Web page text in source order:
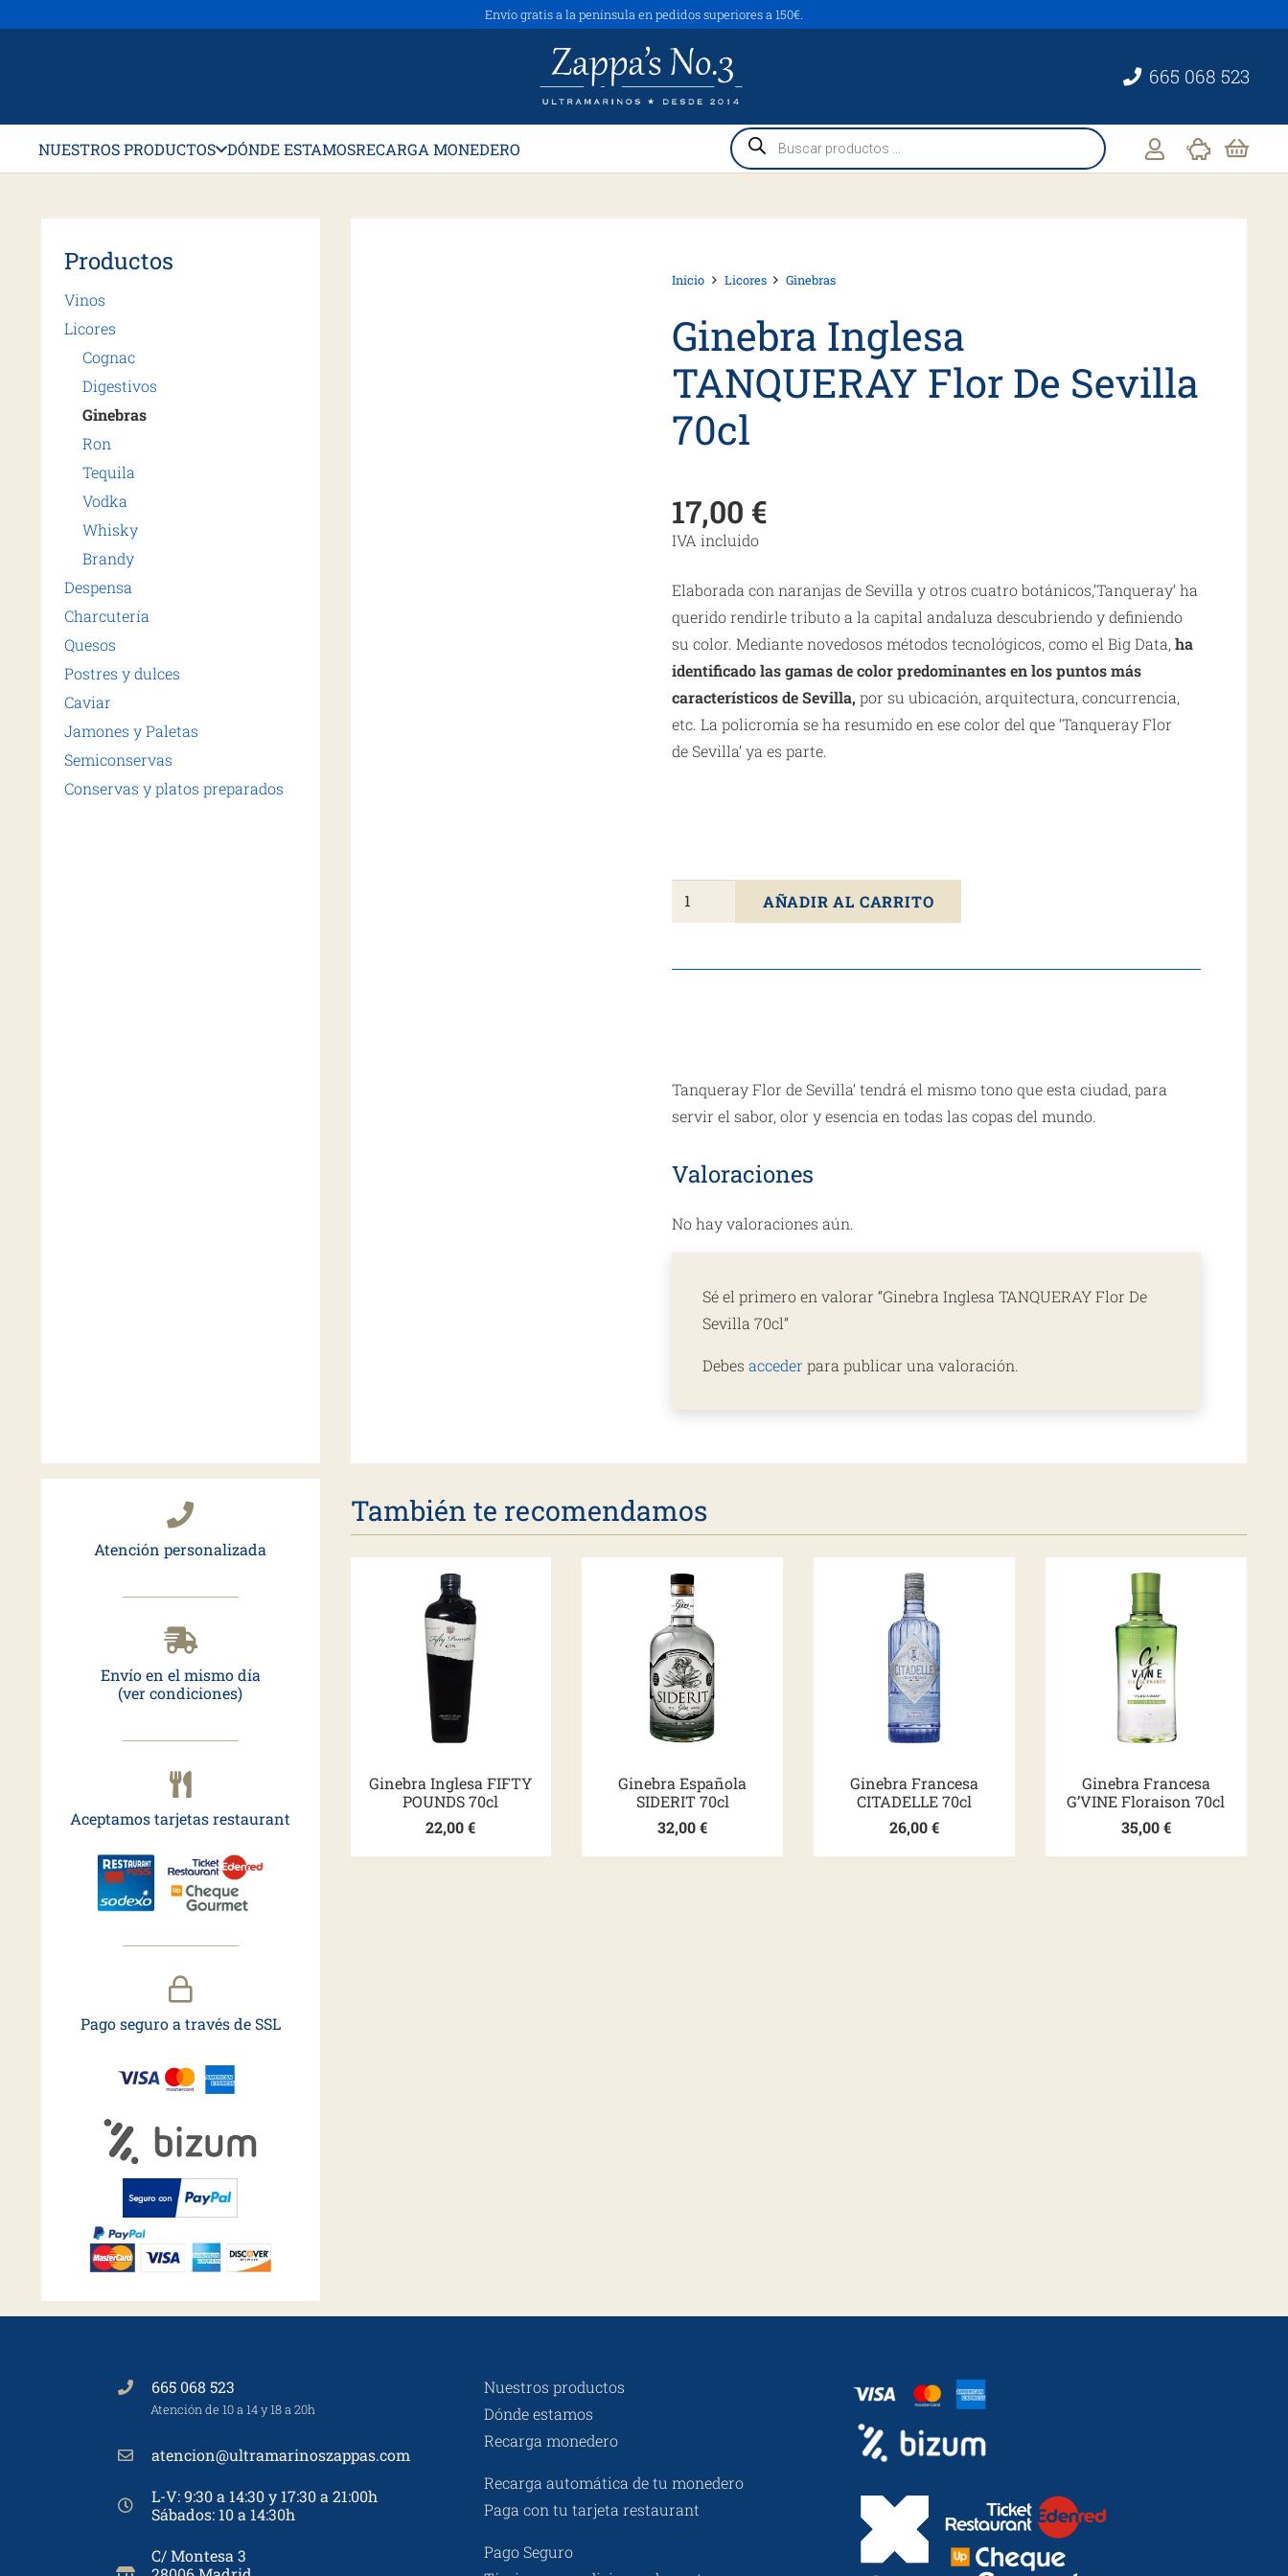
Envío gratis a la península en pedidos superiores a 150€.
665 068 523
NUESTROS PRODUCTOS DÓNDE ESTAMOSRECARGA MONEDERO
Búsqueda
de
productos
Productos
Vinos
Licores
Cognac
Digestivos
Ginebras
Ron
Tequila
Vodka
Whisky
Brandy
Despensa
Charcutería
Quesos
Postres y dulces
Caviar
Jamones y Paletas
Semiconservas
Conservas y platos preparados
Inicio Licores Ginebras
Ginebra Inglesa
TANQUERAY Flor De Sevilla
70cl
17,00 €
IVA incluido
Elaborada con naranjas deSevilla y otros cuatro botánicos,’Tanqueray‘ ha
querido rendirle tributo a la capital andaluza descubriendo y definiendo
su color. Mediante novedosos métodos tecnológicos, como el Big Data,ha
identificado las gamas de color predominantes en los puntos más
característicos deSevilla, por su ubicación, arquitectura, concurrencia,
etc. La policromía se ha resumido en ese color del que ‘TanquerayFlor
deSevilla‘ ya es parte.
Ginebra
Inglesa
Flor
cantidad
AÑADIR AL CARRITO
TanquerayFlor deSevilla‘ tendrá el mismo tono que esta ciudad, para
servir el sabor, olor y esencia en todas las copas del mundo.
Valoraciones
No hay valoraciones aún.
Sé el primero en valorar “Ginebra Inglesa TANQUERAY Flor De
Sevilla 70cl”
Debesacceder para publicar una valoración.
Atención personalizada
Envío en el mismo día
(ver condiciones)
Aceptamos tarjetas restaurant
Pago seguro a través de SSL
También te recomendamos
Ginebra Inglesa FIFTY
POUNDS 70cl
22,00€
Ginebra Española
SIDERIT 70cl
32,00€
Ginebra Francesa
CITADELLE 70cl
26,00€
Ginebra Francesa
G’VINE Floraison 70cl
35,00€
665 068 523
Atención de 10 a 14 y 18 a 20h
atencion@ultramarinoszappas.com
L-V: 9:30 a 14:30 y 17:30 a 21:00h
Sábados: 10 a 14:30h
C/ Montesa 3
Nuestros productos
Dónde estamos
Recarga monedero
Recarga automática de tu monedero
Paga con tu tarjeta restaurant
Pago Seguro